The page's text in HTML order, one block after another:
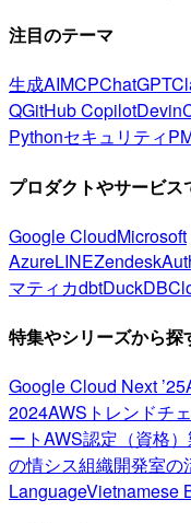
注目のテーマ
生成AIMCPChatGPT
QGitHub CopilotDevin
Pythonセキュリティ
プロダクトやサービス
Google CloudMicrosoft
AzureLINEZendesk
マティカdbtDuckDB
特集やシリーズから探
Google Cloud Next ’25
2024AWSトレンドチ
ートAWS認定（資格）
の情シス組織開発室の
LanguageVietnamese